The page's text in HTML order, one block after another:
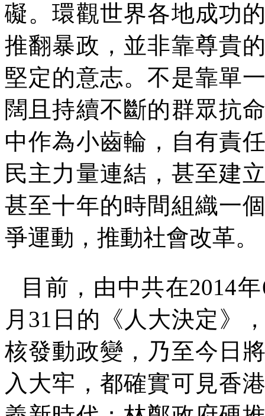
礙。環觀世界各地成功
推翻暴政，並非靠尊貴
堅定的意志。不是靠單
闊且持續不斷的群眾抗
中作為小齒輪，自有責
民主力量連結，甚至建
甚至十年的時間組織一
爭運動，推動社會改革。
目前，由中共在2014年
月 31 日的《人大決定》
核發動政變，乃至今日
入大牢，都確實可見香